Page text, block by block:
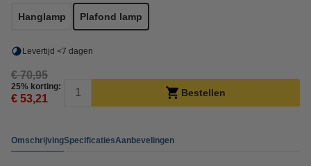
Hanglamp Plafond lamp
Levertijd <7 dagen
€ 70,95
25% korting:
€ 53,21 Bestellen
OmschrijvingSpecificatiesAanbevelingen